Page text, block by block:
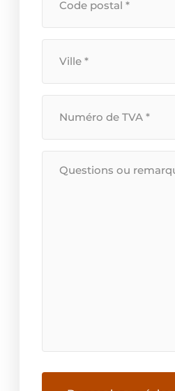
Nummer
*